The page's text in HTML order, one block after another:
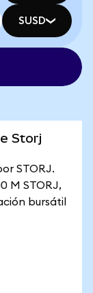
SUSD
Storj
STORJ.
M STORJ,
bursátil